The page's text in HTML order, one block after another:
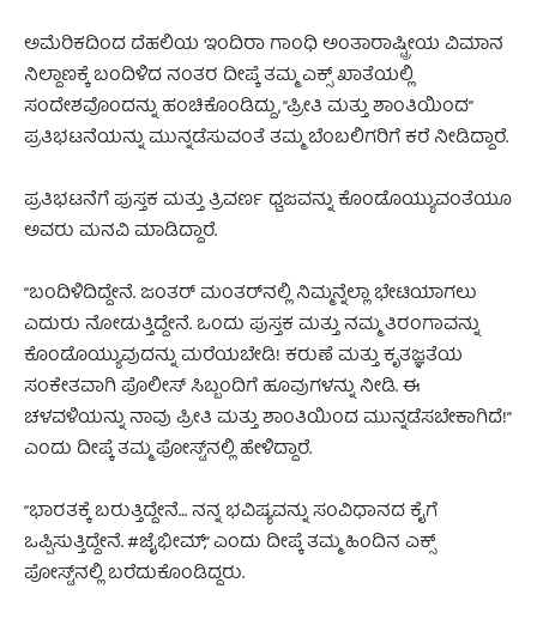
ಅಮೆರಿಕದಿಂದ ದೆಹಲಿಯ ಇಂದಿರಾ ಗಾಂಧಿ ಅಂತಾರಾಷ್ಟ್ರೀಯ ವಿಮಾನ
ನಿಲ್ದಾಣಕ್ಕೆ ಬಂದಿಳಿದ ನಂತರ ದೀಪ್ಕೆ ತಮ್ಮ ಎಕ್ಸ್ ಖಾತೆಯಲ್ಲಿ
ಸಂದೇಶವೊಂದನ್ನು ಹಂಚಿಕೊಂಡಿದ್ದು, “ಪ್ರೀತಿ ಮತ್ತು ಶಾಂತಿಯಿಂದ”
ಪ್ರತಿಭಟನೆಯನ್ನು ಮುನ್ನಡೆಸುವಂತೆ ತಮ್ಮ ಬೆಂಬಲಿಗರಿಗೆ ಕರೆ ನೀಡಿದ್ದಾರೆ.
ಪ್ರತಿಭಟನೆಗೆ ಪುಸ್ತಕ ಮತ್ತು ತ್ರಿವರ್ಣ ಧ್ವಜವನ್ನು ಕೊಂಡೊಯ್ಯುವಂತೆಯೂ
ಅವರು ಮನವಿ ಮಾಡಿದ್ದಾರೆ.
“ಬಂದಿಳಿದಿದ್ದೇನೆ. ಜಂತರ್ ಮಂತರ್‌ನಲ್ಲಿ ನಿಮ್ಮನ್ನೆಲ್ಲಾ ಭೇಟಿಯಾಗಲು
ಎದುರು ನೋಡುತ್ತಿದ್ದೇನೆ. ಒಂದು ಪುಸ್ತಕ ಮತ್ತು ನಮ್ಮ ತಿರಂಗಾವನ್ನು
ಕೊಂಡೊಯ್ಯುವುದನ್ನು ಮರೆಯಬೇಡಿ! ಕರುಣೆ ಮತ್ತು ಕೃತಜ್ಞತೆಯ
ಸಂಕೇತವಾಗಿ ಪೊಲೀಸ್ ಸಿಬ್ಬಂದಿಗೆ ಹೂವುಗಳನ್ನು ನೀಡಿ. ಈ
ಚಳವಳಿಯನ್ನು ನಾವು ಪ್ರೀತಿ ಮತ್ತು ಶಾಂತಿಯಿಂದ ಮುನ್ನಡೆಸಬೇಕಾಗಿದೆ!”
ಎಂದು ದೀಪ್ಕೆ ತಮ್ಮ ಪೋಸ್ಟ್‌ನಲ್ಲಿ ಹೇಳಿದ್ದಾರೆ.
“ಭಾರತಕ್ಕೆ ಬರುತ್ತಿದ್ದೇನೆ… ನನ್ನ ಭವಿಷ್ಯವನ್ನು ಸಂವಿಧಾನದ ಕೈಗೆ
ಒಪ್ಪಿಸುತ್ತಿದ್ದೇನೆ. #ಜೈಭೀಮ್,” ಎಂದು ದೀಪ್ಕೆ ತಮ್ಮ ಹಿಂದಿನ ಎಕ್ಸ್
ಪೋಸ್ಟ್‌ನಲ್ಲಿ ಬರೆದುಕೊಂಡಿದ್ದರು.